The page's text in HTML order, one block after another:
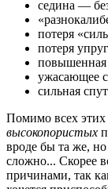
седина —
потеря
потеря
повышенная
ужасающее
сильная
Помимо всех этих
высокопористых
вроде бы та же,
сложно... Скорее
причинами, так